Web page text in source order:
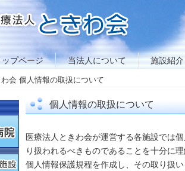
ップページ 当法人について 施設紹介
会 個人情報の取扱について
個人情報の取扱について
医療法人ときわ会が運営する各施設では
り扱われるべきものであることを十分に
個人情報保護規程を作成し、その取り扱